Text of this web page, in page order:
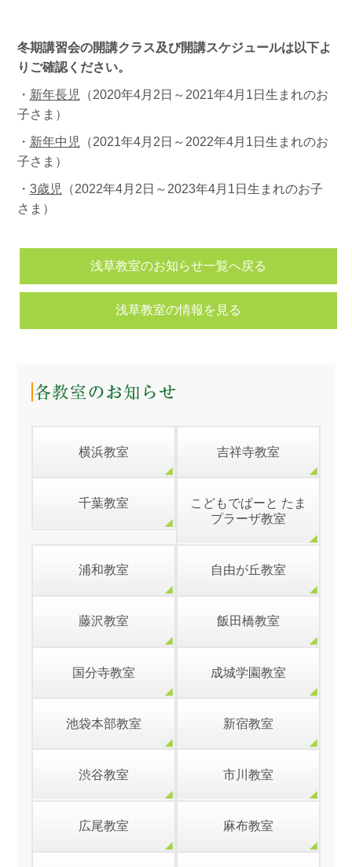
冬期講習会の開講クラス及び開講スケジュールは以下よ
りご確認ください。
・ 新年長児 （2020年4月2日～2021年4月1日生まれのお
子さま）
・ 新年中児 （2021年4月2日～2022年4月1日生まれのお
子さま）
・ 3歳児 （2022年4月2日～2023年4月1日生まれのお子
さま）
浅草教室のお知らせ一覧へ戻る
浅草教室の情報を見る
横浜教室 吉祥寺教室
千葉教室
こどもでぱーと たま
プラーザ教室
浦和教室 自由が丘教室
藤沢教室 飯田橋教室
国分寺教室 成城学園教室
池袋本部教室 新宿教室
渋谷教室 市川教室
広尾教室 麻布教室